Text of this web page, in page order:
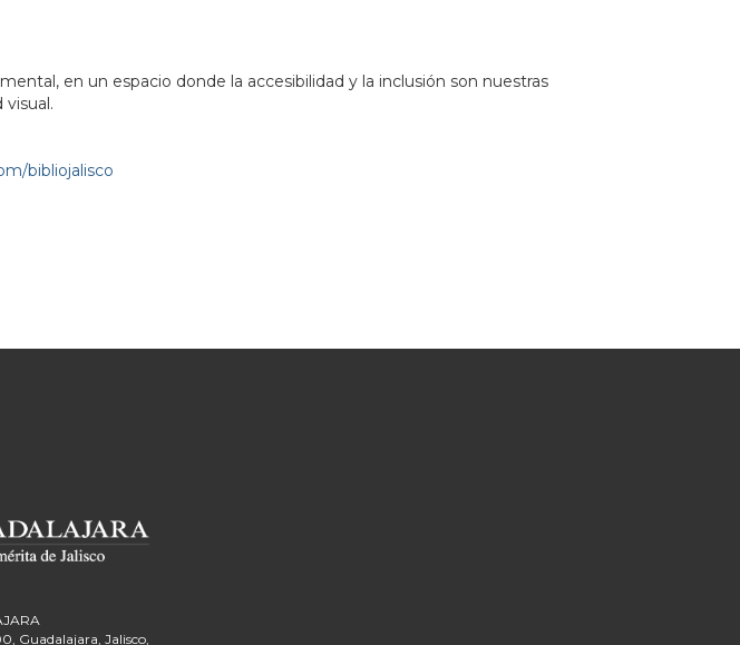
en un espacio donde la accesibilidad y la inclusión son nuestras
bibliojalisco
Guadalajara, Jalisco,